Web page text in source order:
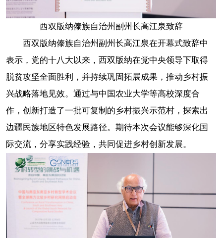
西双版纳傣族自治州副州长高江泉致辞
西双版纳傣族自治州副州长高江泉在开幕式致辞中
表示，党的十八大以来，西双版纳在党中央领导下取得
脱贫攻坚全面胜利，并持续巩固拓展成果，推动乡村振
兴战略落地见效。通过与中国农业大学等高校深度合
作，创新打造了一批可复制的乡村振兴示范村，探索出
边疆民族地区特色发展路径。期待本次会议能够深化国
际交流，分享实践经验，共同促进乡村创新发展。